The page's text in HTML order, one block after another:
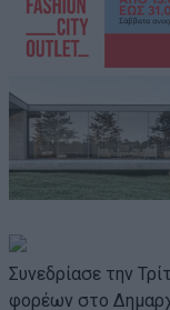
Συνεδρίασε την
φορέων στο